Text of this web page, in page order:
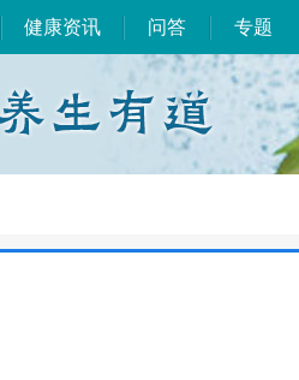
健康资讯 问答 专题